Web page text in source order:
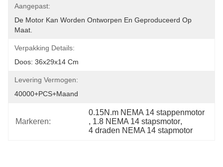
Aangepast:
De Motor Kan Worden Ontworpen En Geproduceerd Op
Maat.
Verpakking Details:
Doos: 36x29x14 Cm
Levering Vermogen:
40000+PCS+maand
Markeren:
0.15N.m NEMA 14 stappenmotor
, 1.8 NEMA 14 stapsmotor,
4 draden NEMA 14 stapmotor